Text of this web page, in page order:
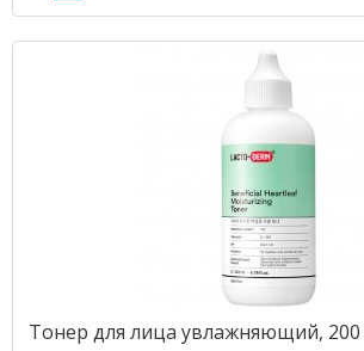
Тонер для лица увлажняющий,